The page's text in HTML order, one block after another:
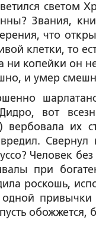
светом
Звания,
что
клетки, то
ни копейки он
и умер
вот
вербовала их
Человек
при
роскошь,
одной
обожжется,